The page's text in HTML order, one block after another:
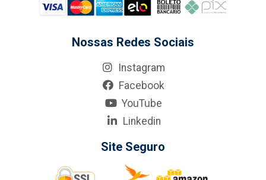
Nossas Redes Sociais
Instagram
Facebook
YouTube
Linkedin
Site Seguro